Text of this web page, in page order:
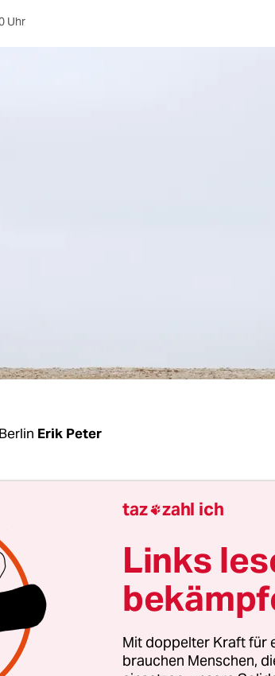
Uhr
Erik Peter
antarktischen Mythos legen
und kippen um, wenn Flugzeuge
Stattdessen ergreift sie ein
davonzuwatscheln. Mit ihrer Angst
selbst zu fliegen, sind die Vögel ein
nach weniger Flugverkehr. Als
sind Pinguine schon seit den
eingeführt, als im TV statt
taz zahl ich
Links
Mit doppelter Kraft für
brauchen Menschen,